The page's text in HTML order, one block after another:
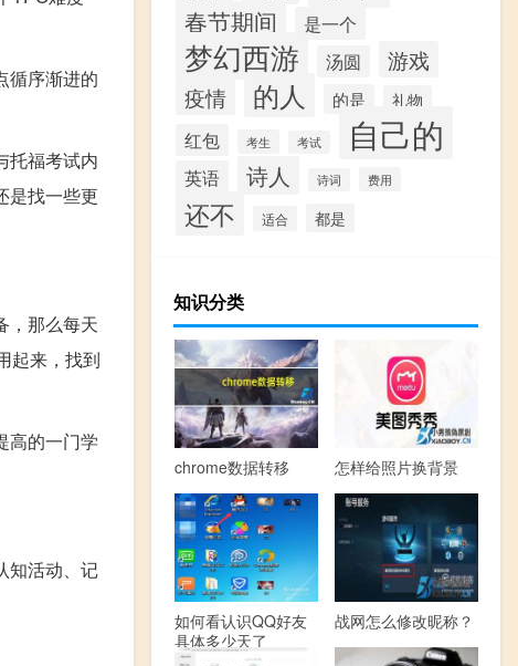
循序渐进的
托福考试内
是找一些更
，那么每天
起来，找到
高的一门学
知活动、记
春节期间 是一个
梦幻西游 汤圆
游戏
疫情
的人 的是 礼物
红包 考生 考试 自己的
英语 诗人 诗词 费用
还不 适合 都是
知识分类
chrome数据转移 怎样给照片换背景
如何看认识QQ好友
具体多少天了
战网怎么修改昵称？